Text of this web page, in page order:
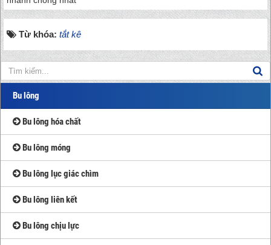
Từ khóa: tắt kê
Bu lông
Bu lông hóa chất
Bu lông móng
Bu lông lục giác chìm
Bu lông liên kết
Bu lông chịu lực